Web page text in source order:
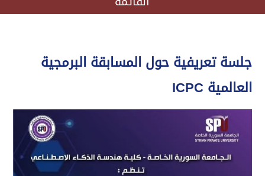
جلسة تعريفية حول المسابقة البرمجية
العالمية ICPC